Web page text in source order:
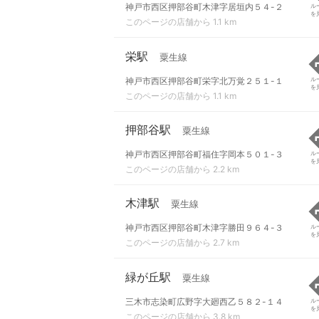
神戸市西区押部谷町木津字居垣内５４-２
このページの店舗から 1.1 km
ル
を
栄駅 粟生線
神戸市西区押部谷町栄字北万覚２５１-１
このページの店舗から 1.1 km
ル
を
押部谷駅 粟生線
神戸市西区押部谷町福住字岡本５０１-３
このページの店舗から 2.2 km
ル
を
木津駅 粟生線
神戸市西区押部谷町木津字勝田９６４-３
このページの店舗から 2.7 km
ル
を
緑が丘駅 粟生線
三木市志染町広野字大廻西乙５８２-１４
このページの店舗から 3.8 km
ル
を